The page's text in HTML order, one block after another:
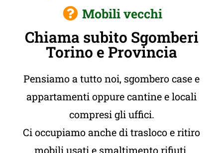
Mobili vecchi
Chiama subito Sgomberi
Torino e Provincia
Pensiamo a tutto noi, sgombero case e
appartamenti oppure cantine e locali
compresi gli uffici.
Ci occupiamo anche di trasloco e ritiro
mobili usati e smaltimento rifiuti